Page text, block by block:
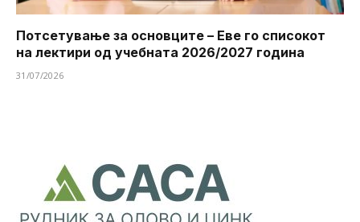
Потсетување за основците – Еве го списокот
на лектири од учебната 2026/2027 година
31/07/2026